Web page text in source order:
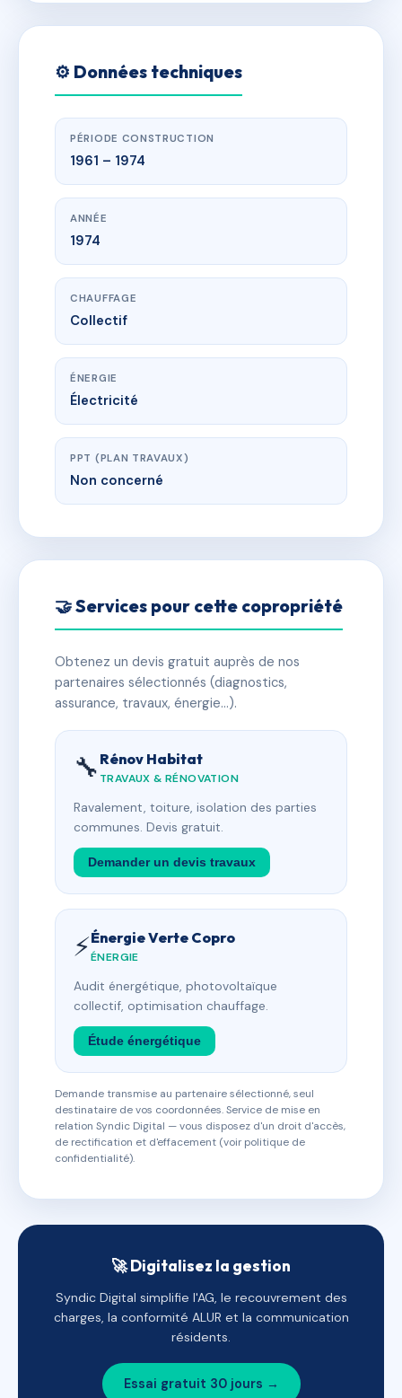
⚙️ Données techniques
PÉRIODE CONSTRUCTION
1961 – 1974
ANNÉE
1974
CHAUFFAGE
Collectif
ÉNERGIE
Électricité
PPT (PLAN TRAVAUX)
Non concerné
🤝 Services pour cette copropriété
Obtenez un devis gratuit auprès de nos
partenaires sélectionnés (diagnostics,
assurance, travaux, énergie…).
🔧 Rénov Habitat
TRAVAUX & RÉNOVATION
Ravalement, toiture, isolation des parties
communes. Devis gratuit.
Demander un devis travaux
⚡Énergie Verte Copro
ÉNERGIE
Audit énergétique, photovoltaïque
collectif, optimisation chauffage.
Étude énergétique
Demande transmise au partenaire sélectionné, seul
destinataire de vos coordonnées. Service de mise en
relation Syndic Digital — vous disposez d'un droit d'accès,
de rectification et d'effacement (voir politique de
confidentialité).
🚀 Digitalisez la gestion
Syndic Digital simplifie l'AG, le recouvrement des
charges, la conformité ALUR et la communication
résidents.
Essai gratuit 30 jours →